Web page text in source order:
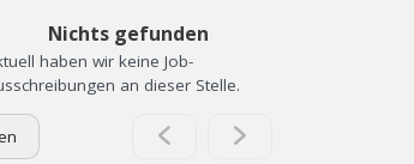
Nichts gefunden
haben wir keine Job-
an dieser Stelle.